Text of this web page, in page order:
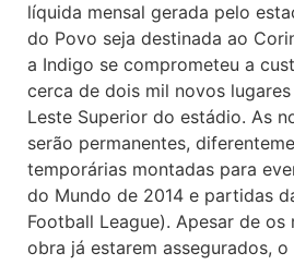
líquida mensal gerada pelo
do Povo seja destinada ao
a Indigo se comprometeu a
cerca de dois mil novos
Leste Superior do estádio. As
serão permanentes,
temporárias montadas para
do Mundo de 2014 e partidas
Football League). Apesar de os
obra já estarem assegurados,